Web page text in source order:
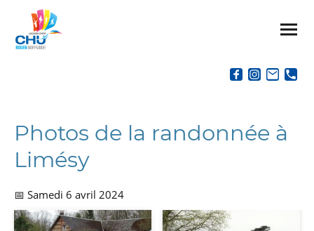
Photos de la randonnée à
Limésy
📅 Samedi 6 avril 2024